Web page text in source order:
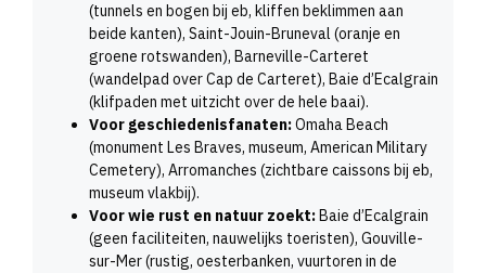
(tunnels en bogen bij eb, kliffen beklimmen aan
beide kanten), Saint-Jouin-Bruneval (oranje en
groene rotswanden), Barneville-Carteret
(wandelpad over Cap de Carteret), Baie d’Ecalgrain
(klifpaden met uitzicht over de hele baai).
Voor geschiedenisfanaten:Omaha Beach
(monument Les Braves, museum, American Military
Cemetery), Arromanches (zichtbare caissons bij eb,
museum vlakbij).
Voor wie rust en natuur zoekt: Baie d’Ecalgrain
(geen faciliteiten, nauwelijks toeristen), Gouville-
sur-Mer (rustig, oesterbanken, vuurtoren in de